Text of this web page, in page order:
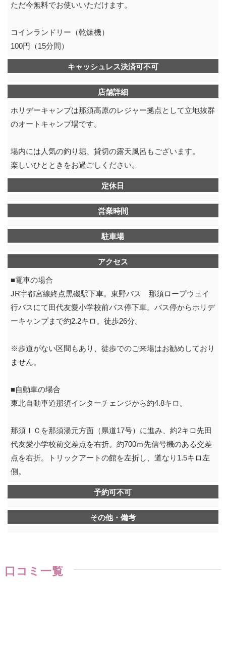
ただ今無料でお使いいただけます。
コインランドリー（乾燥機）
100円（15分間）
キャッシュレス決済可不可
店舗詳細
ホリデーキャンプは那須高原のレジャー拠点として立地抜群
のオートキャンプ場です。
場内には人気の釣り堀、貸切の露天風呂もございます。
楽しいひとときをお過ごしください。
定休日
営業時間
駐車場
アクセス
■電車の場合
JR宇都宮線終点黒磯駅下車。東野バス 那須ロープウェイ
行バスにて田代友愛小学校前バス停下車。バス停からホリデ
ーキャンプまで約2.2キロ。徒歩26分。
※歩道がない区間もあり、徒歩でのご来場はお勧めしており
ません。
■自動車の場合
東北自動車道那須インターチェンジから約4.8キロ。
那須ＩＣを那須湯元方面（県道17号）に進み、約2キロ先田
代友愛小学校前交差点を右折。約700ｍ先信号機のある交差
点を右折。トリックアートの館を左折し、道なり1.5キロ左
側。
予約可不可
その他・備考
口コミ一覧